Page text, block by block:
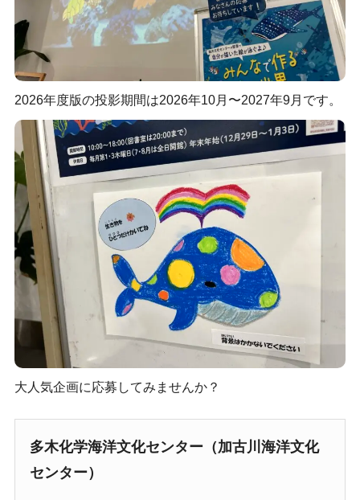
2026年度版の投影期間は2026年10月〜2027年9月です。
大人気企画に応募してみませんか？
多木化学海洋文化センター（加古川海洋文化
センター）